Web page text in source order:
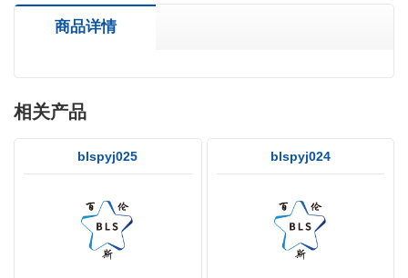
商品详情
相关产品
blspyj025 blspyj024